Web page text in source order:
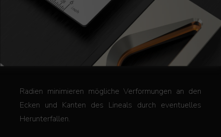
Radien minimieren mögliche Verformungen an den
Ecken und Kanten des Lineals durch eventuelles
Herunterfallen.